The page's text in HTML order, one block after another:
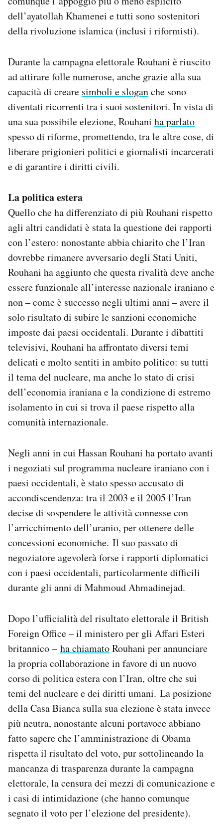
dell’ayatollah Khamenei e tutti sono sostenitori
della rivoluzione islamica (inclusi i riformisti).
Durante la campagna elettorale Rouhani è riuscito
ad attirare folle numerose, anche grazie alla sua
capacità di creare simboli e sloganche sono
diventati ricorrenti tra i suoi sostenitori. In vista di
una sua possibile elezione, Rouhani ha parlato
spesso di riforme, promettendo, tra le altre cose, di
liberare prigionieri politici e giornalisti incarcerati
e di garantire i diritti civili.
La politica estera
Quello che ha differenziato di più Rouhani rispetto
agli altri candidati è stata la questione dei rapporti
con l’estero: nonostante abbia chiarito che l’Iran
dovrebbe rimanere avversario degli Stati Uniti,
Rouhani ha aggiunto che questa rivalità deve anche
essere funzionale all’interesse nazionale iraniano e
non – come è successo negli ultimi anni – avere il
solo risultato di subire le sanzioni economiche
imposte dai paesi occidentali. Durante i dibattiti
televisivi, Rouhani ha affrontato diversi temi
delicati e molto sentiti in ambito politico: su tutti
il tema del nucleare, ma anche lo stato di crisi
dell’economia iraniana e la condizione di estremo
isolamento in cui si trova il paese rispetto alla
comunità internazionale.
Negli anni in cui Hassan Rouhani ha portato avanti
i negoziati sul programma nucleare iraniano con i
paesi occidentali, è stato spesso accusato di
accondiscendenza: tra il 2003 e il 2005 l’Iran
decise di sospendere le attività connesse con
l’arricchimento dell’uranio, per ottenere delle
concessioni economiche. Il suo passato di
negoziatore agevolerà forse i rapporti diplomatici
con i paesi occidentali, particolarmente difficili
durante gli anni di Mahmoud Ahmadinejad.
Dopo l’ufficialità del risultato elettorale il British
Foreign Office – il ministero per gli Affari Esteri
britannico – ha chiamatoRouhani per annunciare
la propria collaborazione in favore di un nuovo
corso di politica estera con l’Iran, oltre che sui
temi del nucleare e dei diritti umani. La posizione
della Casa Bianca sulla sua elezione è stata invece
più neutra, nonostante alcuni portavoce abbiano
fatto sapere che l’amministrazione di Obama
rispetta il risultato del voto, pur sottolineando la
mancanza di trasparenza durante la campagna
elettorale, la censura dei mezzi di comunicazione e
i casi di intimidazione (che hanno comunque
segnato il voto per l’elezione del presidente).